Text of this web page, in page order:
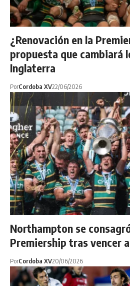
¿Renovación en la
propuesta que cambiará
Inglaterra
PorCordoba XV22/06/2026
Northampton se
Premiership tras vencer
PorCordoba XV20/06/2026